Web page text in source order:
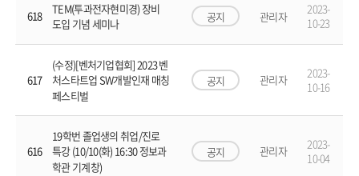
618
TEM(투과전자현미경) 장비
도입 기념 세미나
공지 관리자
2023-
10-23
617
(수정)[벤처기업협회] 2023 벤
처스타트업 SW개발인재 매칭
페스티벌
공지 관리자
2023-
10-16
616
19학번 졸업생의 취업/진로
특강 (10/10(화) 16:30 정보과
학관 기계창)
공지 관리자
2023-
10-04